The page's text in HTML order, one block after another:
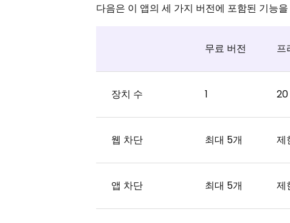
다음은 이 앱의 세 가지 버전에 포함된 기능
무료 버전 프
장치 수 1 20
웹 차단 최대 5개 제
앱 차단 최대 5개 제